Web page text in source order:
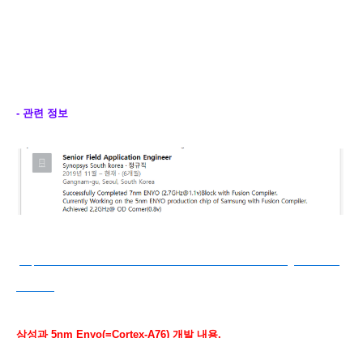
- 관련 정보
삼성과 5nm Enyo(=Cortex-A76) 개발 내용.